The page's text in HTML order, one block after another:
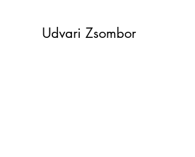
Udvari Zsombor